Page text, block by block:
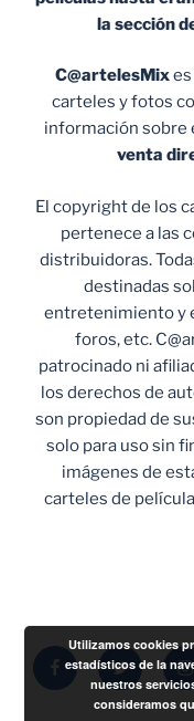
la sección
C@artelesMix
carteles y fotos
información sobre
venta
El copyright de los
pertenece a las
distribuidoras.
destinadas
entretenimiento y
foros, etc.
patrocinado ni
los derechos de
son propiedad de
solo para uso sin
imágenes de
carteles de
FacebookTwitter
Utilizamos cookies
estadísticos de la
nuestros
consideramos